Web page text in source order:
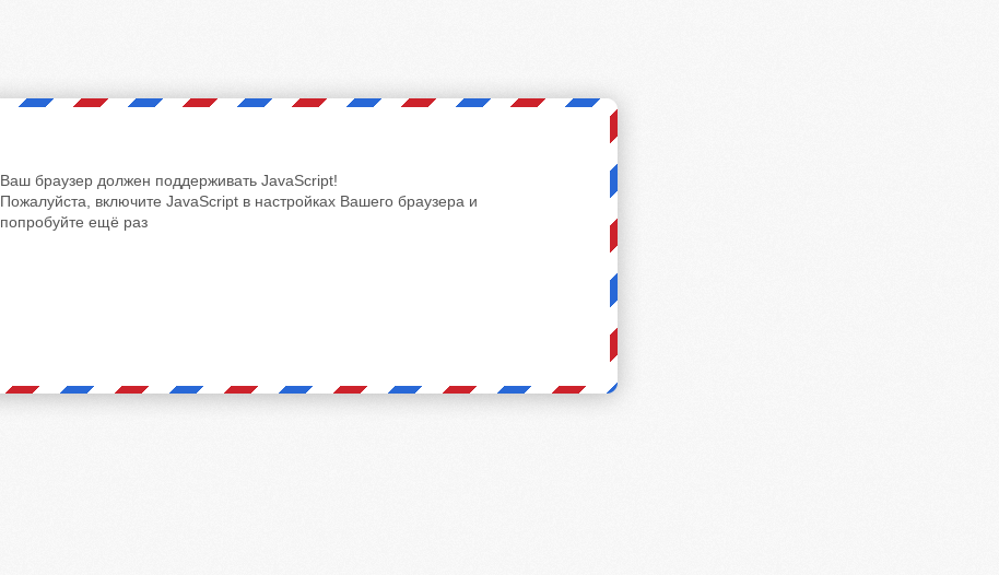
Ваш браузер должен поддерживать JavaScript!
Пожалуйста, включите JavaScript в настройках Вашего браузера и
попробуйте ещё раз